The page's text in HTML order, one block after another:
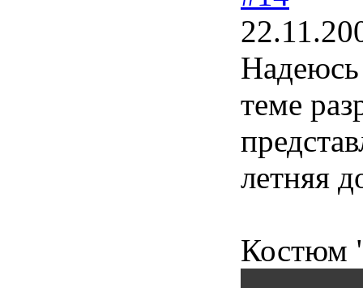
Надеюсь
теме
летняя
Костюм